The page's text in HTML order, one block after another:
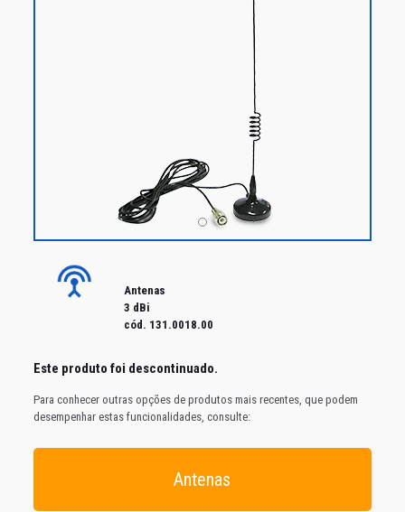
Antenas
3 dBi
cód. 131.0018.00
Este produto foi descontinuado.
Para conhecer outras opções de produtos mais recentes, que podem
desempenhar estas funcionalidades, consulte:
Antenas